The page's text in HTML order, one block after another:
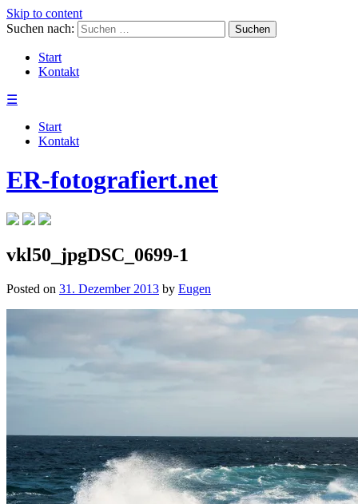
Skip to content
Suchen nach:
Start
Kontakt
☰
Start
Kontakt
ER-fotografiert.net
vkl50_jpgDSC_0699-1
Posted on 31. Dezember 2013 by Eugen